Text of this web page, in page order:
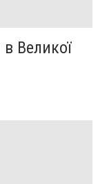
Великої